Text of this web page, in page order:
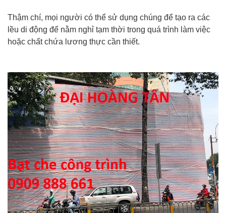
Thậm chí, mọi người có thể sử dụng chúng để tạo ra các
lều di động để nằm nghỉ tạm thời trong quá trình làm việc
hoặc chất chứa lương thực cần thiết.